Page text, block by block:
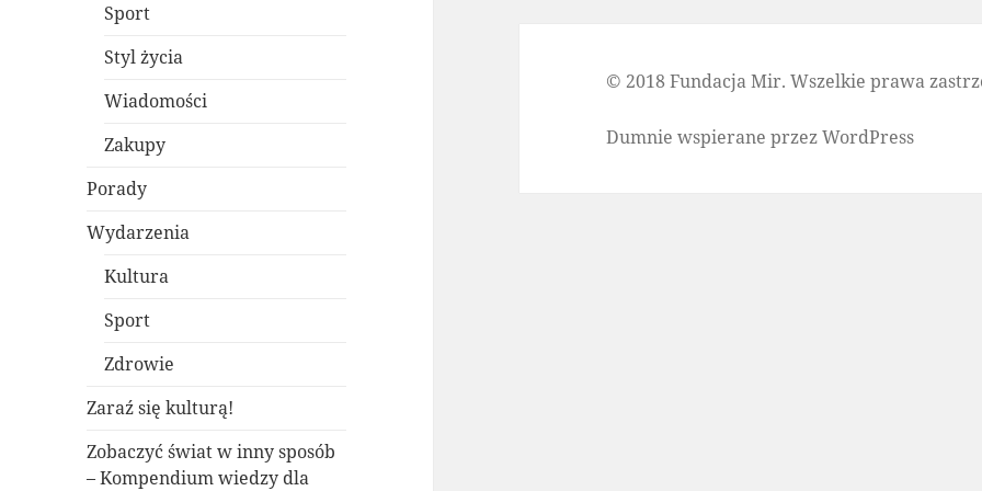
Sport
Styl życia
Wiadomości
Zakupy
Porady
Wydarzenia
Kultura
Sport
Zdrowie
Zaraź się kulturą!
Zobaczyć świat w inny sposób
– Kompendium wiedzy dla
© 2018 Fundacja Mir. Wszelkie prawa
Dumnie wspierane przez WordPress